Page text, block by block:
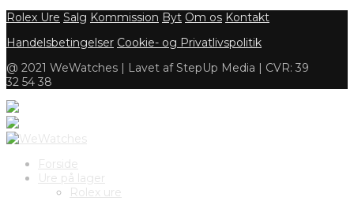
Rolex Ure Salg Kommission Byt Om os Kontakt
Handelsbetingelser Cookie- og Privatlivspolitik
@ 2021 WeWatches | Lavet af StepUp Media | CVR: 39
32 54 38
Forside
Ure på lager
Rolex ure